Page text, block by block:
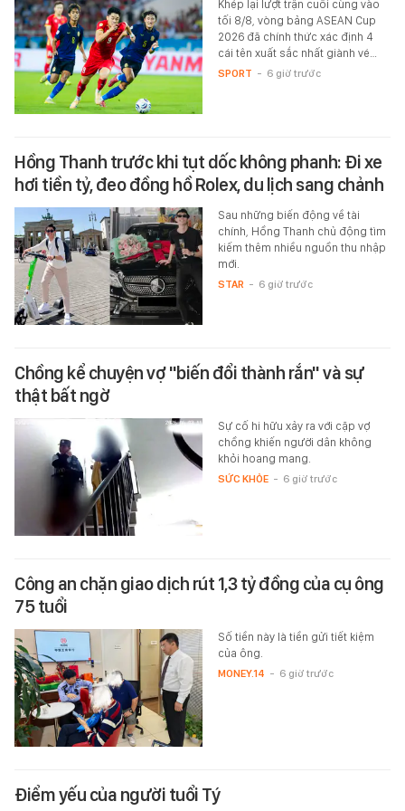
Khép lại lượt trận cuối cùng vào
tối 8/8, vòng bảng ASEAN Cup
2026 đã chính thức xác định 4
cái tên xuất sắc nhất giành vé…
SPORT - 6 giờ trước
Hồng Thanh trước khi tụt dốc không phanh: Đi xe
hơi tiền tỷ, đeo đồng hồ Rolex, du lịch sang chảnh
Sau những biến động về tài
chính, Hồng Thanh chủ động tìm
kiếm thêm nhiều nguồn thu nhập
mới.
STAR - 6 giờ trước
Chồng kể chuyện vợ "biến đổi thành rắn" và sự
thật bất ngờ
Sự cố hi hữu xảy ra với cặp vợ
chồng khiến người dân không
khỏi hoang mang.
SỨC KHỎE - 6 giờ trước
Công an chặn giao dịch rút 1,3 tỷ đồng của cụ ông
75 tuổi
Số tiền này là tiền gửi tiết kiệm
của ông.
MONEY.14 - 6 giờ trước
Điểm yếu của người tuổi Tý